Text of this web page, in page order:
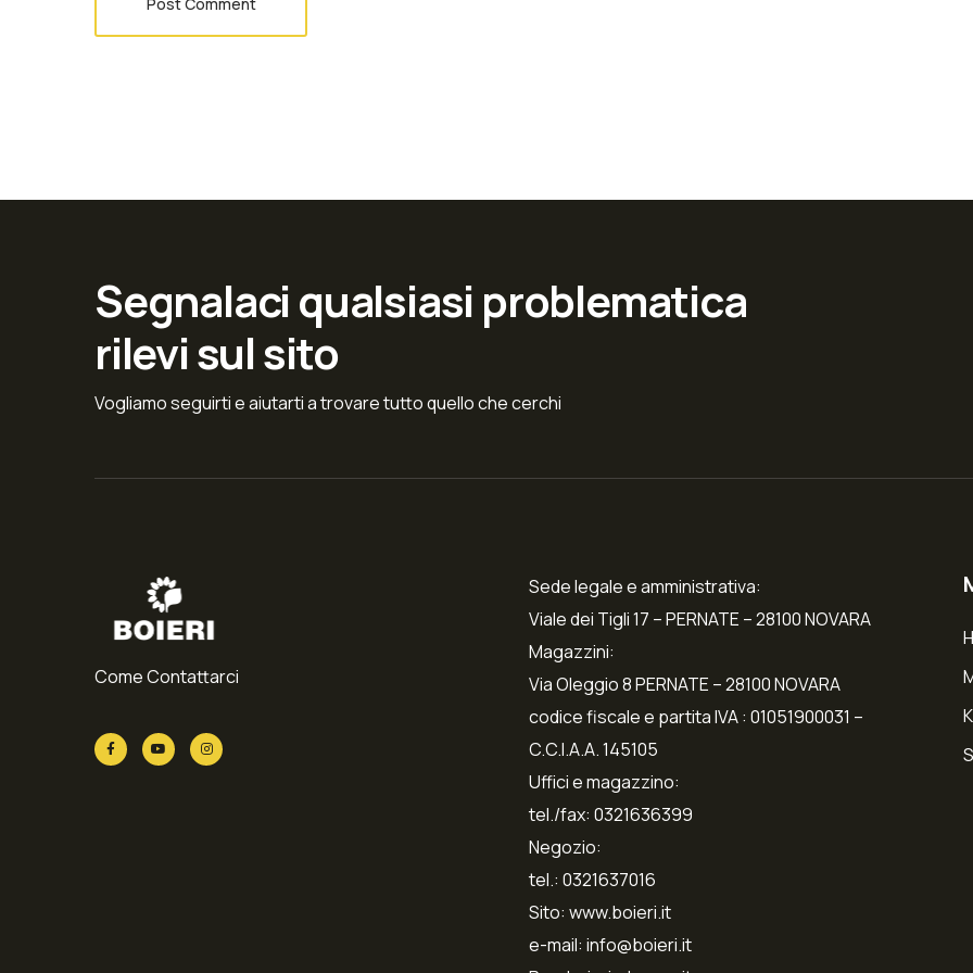
Segnalaci qualsiasi problematica
rilevi sul sito
Vogliamo seguirti e aiutarti a trovare tutto quello che cerchi
Come Contattarci
Sede legale e amministrativa:
Viale dei Tigli 17 – PERNATE – 28100 NOVARA
Magazzini:
Via Oleggio 8 PERNATE – 28100 NOVARA
codice fiscale e partita IVA : 01051900031 –
C.C.I.A.A. 145105
Uffici e magazzino:
tel./fax: 0321636399
Negozio:
tel.: 0321637016
Sito: www.boieri.it
e-mail: info@boieri.it